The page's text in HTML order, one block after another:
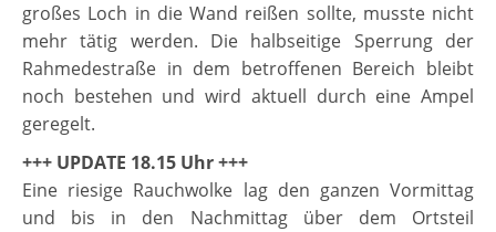
großes Loch in die Wand reißen sollte, musste nicht
mehr tätig werden. Die halbseitige Sperrung der
Rahmedestraße in dem betroffenen Bereich bleibt
noch bestehen und wird aktuell durch eine Ampel
geregelt.
+++ UPDATE 18.15 Uhr +++
Eine riesige Rauchwolke lag den ganzen Vormittag
und bis in den Nachmittag über dem Ortsteil